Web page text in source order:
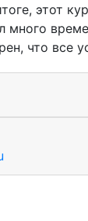
этот
что все